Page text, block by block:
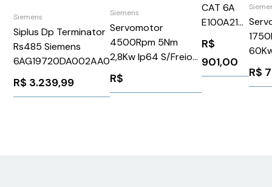
Siemens
Siplus Dp Terminator
Rs485 Siemens
6AG19720DA002AA0
R$ 3.239,99
Siemens
Servomotor
4500Rpm 5Nm
2,8Kw Ip64 S/Freio
1FK70644CH711QG0
Siemens 1025439
R$
CAT 6A
E100A21
000S1
R$
901,00
R$